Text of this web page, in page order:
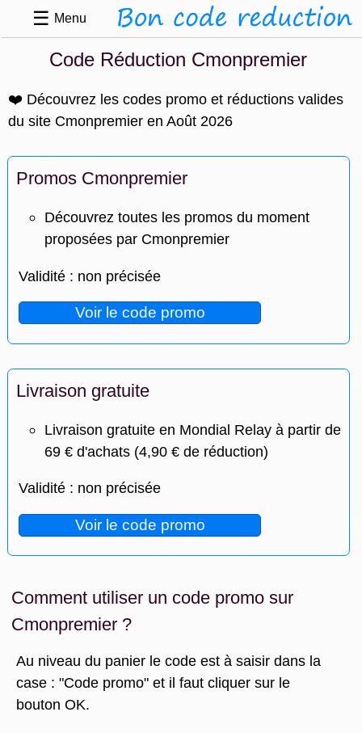
☰ Menu
Code Réduction Cmonpremier
❤️ Découvrez les codes promo et réductions valides
du site Cmonpremier en Août 2026
Promos Cmonpremier
Découvrez toutes les promos du moment
proposées par Cmonpremier
Validité : non précisée
Voir le code promo
Livraison gratuite
Livraison gratuite en Mondial Relay à partir de
69 € d'achats (4,90 € de réduction)
Validité : non précisée
Voir le code promo
Comment utiliser un code promo sur
Cmonpremier ?
Au niveau du panier le code est à saisir dans la
case : "Code promo" et il faut cliquer sur le
bouton OK.